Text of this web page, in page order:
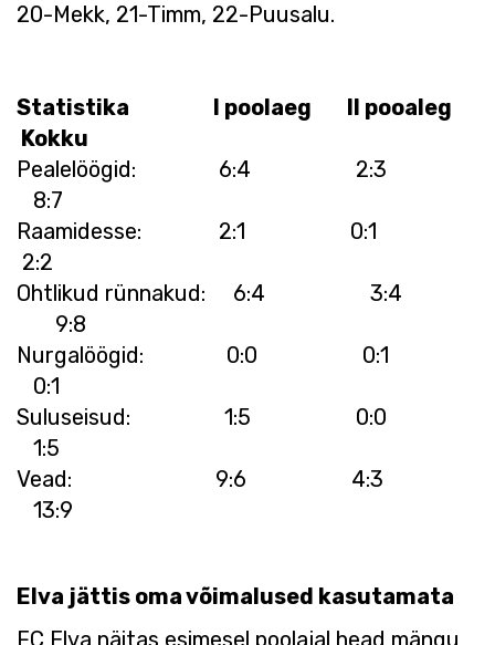
20-Mekk, 21-Timm, 22-Puusalu.
Statistika I poolaeg II pooaleg
Kokku
Pealelöögid: 6:4 2:3
8:7
Raamidesse: 2:1 0:1
2:2
Ohtlikud rünnakud: 6:4 3:4
9:8
Nurgalöögid: 0:0 0:1
0:1
Suluseisud: 1:5 0:0
1:5
Vead: 9:6 4:3
13:9
Elva jättis oma võimalused kasutamata
FC Elva näitas esimesel poolajal head mängu